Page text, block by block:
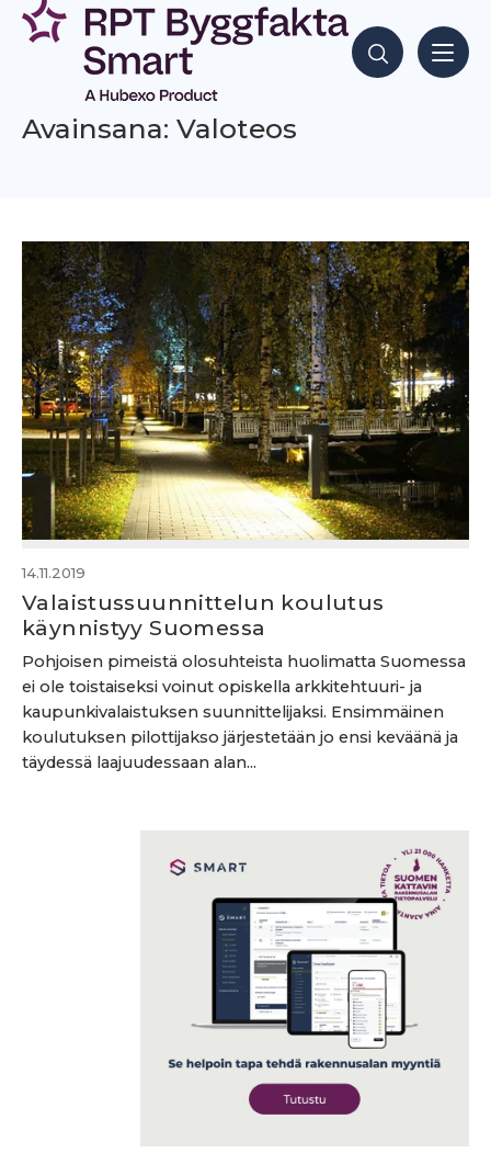
Siirry
sisältöön
Hae sisältöjä
Avainsana: Valoteos
14.11.2019
Valaistussuunnittelun koulutus
käynnistyy Suomessa
Pohjoisen pimeistä olosuhteista huolimatta Suomessa
ei ole toistaiseksi voinut opiskella arkkitehtuuri- ja
kaupunkivalaistuksen suunnittelijaksi. Ensimmäinen
koulutuksen pilottijakso järjestetään jo ensi keväänä ja
täydessä laajuudessaan alan...